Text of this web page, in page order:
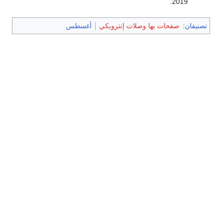
تصنيفان: صفحات بها وصلات إنترويكي أغسطس